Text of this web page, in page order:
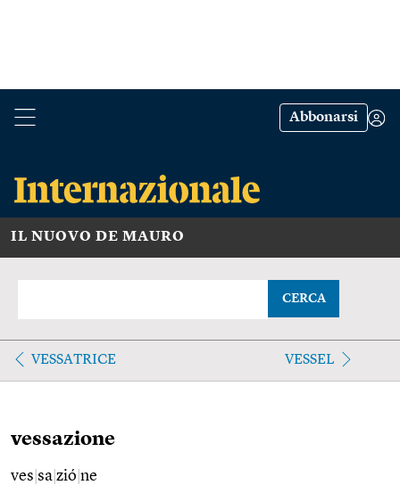
Abbonarsi
IL NUOVO DE MAURO
CERCA
VESSATRICE VESSEL
vessazione
ves sa zió ne